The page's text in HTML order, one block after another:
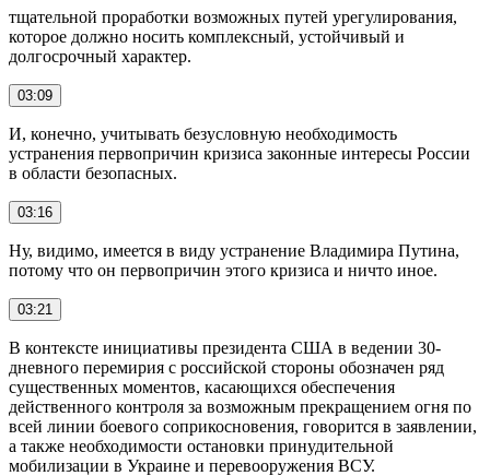
тщательной проработки возможных путей урегулирования,
которое должно носить комплексный, устойчивый и
долгосрочный характер.
03:09
И, конечно, учитывать безусловную необходимость
устранения первопричин кризиса законные интересы России
в области безопасных.
03:16
Ну, видимо, имеется в виду устранение Владимира Путина,
потому что он первопричин этого кризиса и ничто иное.
03:21
В контексте инициативы президента США в ведении 30-
дневного перемирия с российской стороны обозначен ряд
существенных моментов, касающихся обеспечения
действенного контроля за возможным прекращением огня по
всей линии боевого соприкосновения, говорится в заявлении,
а также необходимости остановки принудительной
мобилизации в Украине и перевооружения ВСУ.